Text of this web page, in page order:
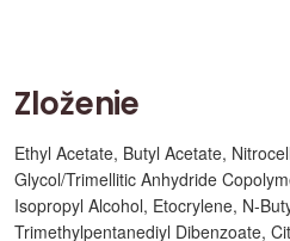
Zloženie
Ethyl Acetate, Butyl Acetate,
Glycol/Trimellitic Anhydride
Isopropyl Alcohol, Etocrylene, N-
Trimethylpentanediyl Dibenzoate,